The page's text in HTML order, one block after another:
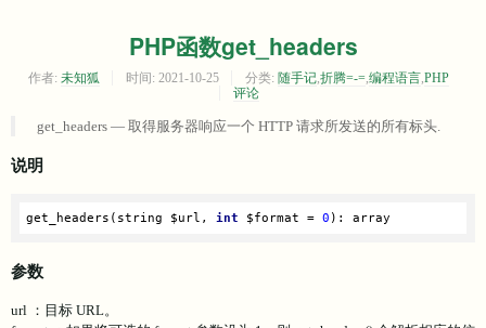
PHP函数get_headers
作者: 未知狐 时间: 2021-10-25 分类: 随手记,折腾=-=,编程语言,PHP
评论
get_headers — 取得服务器响应一个 HTTP 请求所发送的所有标头.
说明
get_headers(string $url, int $format = 0 ): array
参数
url ：目标 URL。